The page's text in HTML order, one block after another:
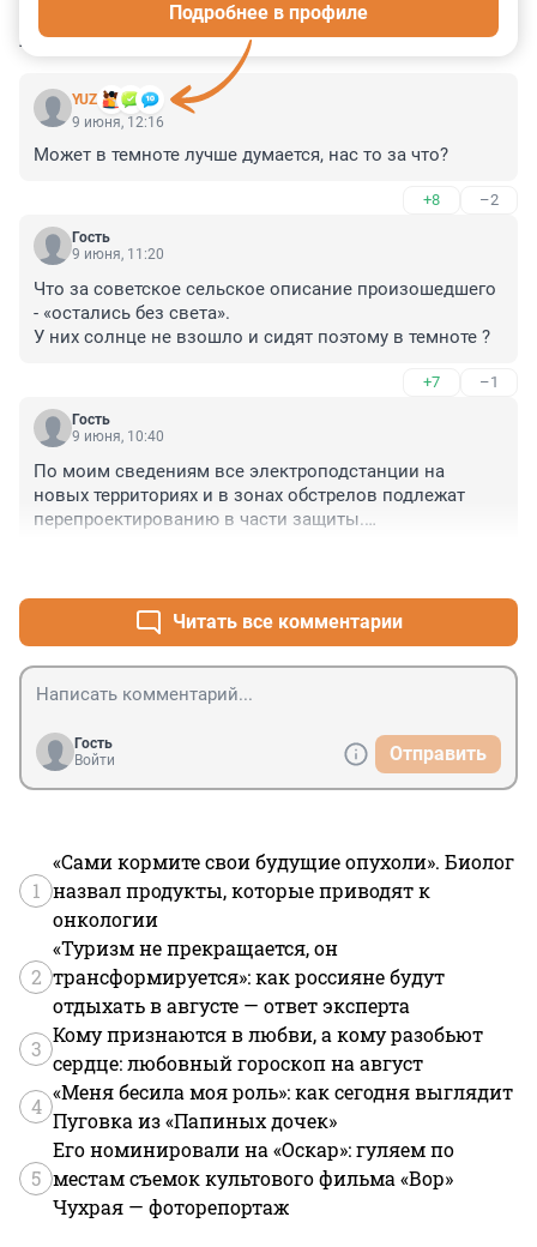
КОММЕНТАРИИ 21
YUZ
Подробнее в профиле
9 июня, 12:16
Может в темноте лучше думается, нас то за что?
+8 –2
Гость
9 июня, 11:20
Что за советское сельское описание произошедшего
- «остались без света».
У них солнце не взошло и сидят поэтому в темноте ?
+7 –1
Гость
9 июня, 10:40
По моим сведениям все электроподстанции на
новых территориях и в зонах обстрелов подлежат
перепроектированию в части защиты.
Читать все комментарии
Гость
Войти
Отправить
1
«Сами кормите свои будущие опухоли». Биолог
назвал продукты, которые приводят к
онкологии
2
«Туризм не прекращается, он
трансформируется»: как россияне будут
отдыхать в августе — ответ эксперта
3
Кому признаются в любви, а кому разобьют
сердце: любовный гороскоп на август
4
«Меня бесила моя роль»: как сегодня выглядит
Пуговка из «Папиных дочек»
5
Его номинировали на «Оскар»: гуляем по
местам съемок культового фильма «Вор»
Чухрая — фоторепортаж